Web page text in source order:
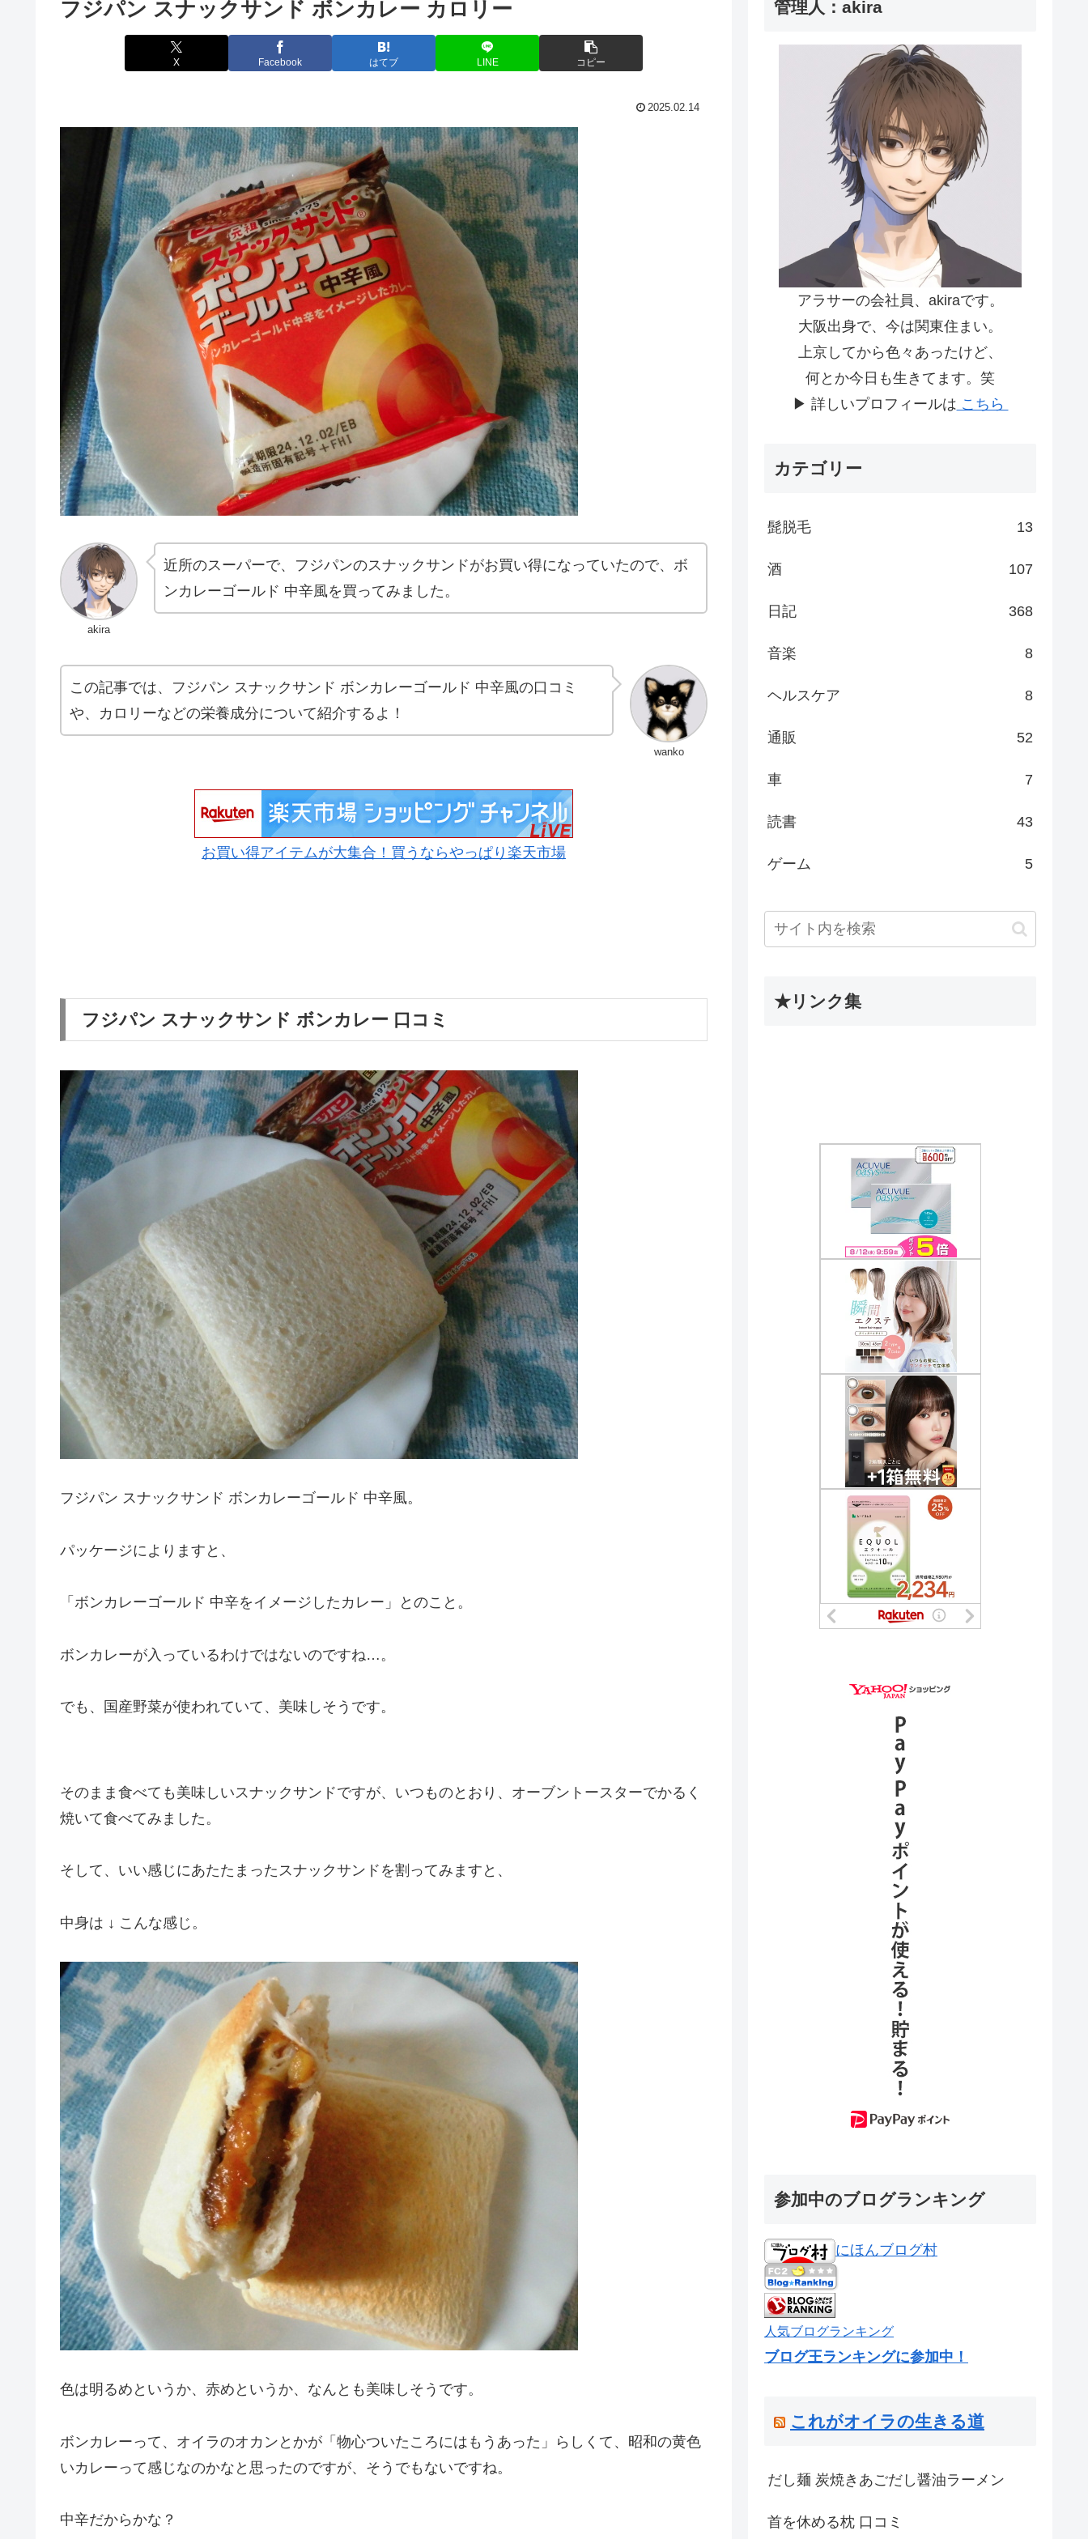
フジパン スナックサンド ボンカレー カロリー
X Facebook はてブ LINE コピー
2025.02.14
akira
近所のスーパーで、フジパンのスナックサンドがお買い得になっていたので、ボ
ンカレーゴールド 中辛風を買ってみました。
wanko
この記事では、フジパン スナックサンド ボンカレーゴールド 中辛風の口コミ
や、カロリーなどの栄養成分について紹介するよ！
お買い得アイテムが大集合！買うならやっぱり楽天市場
フジパン スナックサンド ボンカレー 口コミ
フジパン スナックサンド ボンカレーゴールド 中辛風。
パッケージによりますと、
「ボンカレーゴールド 中辛をイメージしたカレー」とのこと。
ボンカレーが入っているわけではないのですね…。
でも、国産野菜が使われていて、美味しそうです。
そのまま食べても美味しいスナックサンドですが、いつものとおり、オーブントースターでかるく
焼いて食べてみました。
そして、いい感じにあたたまったスナックサンドを割ってみますと、
中身は ↓ こんな感じ。
色は明るめというか、赤めというか、なんとも美味しそうです。
ボンカレーって、オイラのオカンとかが「物心ついたころにはもうあった」らしくて、昭和の黄色
いカレーって感じなのかなと思ったのですが、そうでもないですね。
中辛だからかな？
管理人：akira
アラサーの会社員、akiraです。
大阪出身で、今は関東住まい。
上京してから色々あったけど、
何とか今日も生きてます。笑
▶ 詳しいプロフィールは こちら
カテゴリー
髭脱毛 13
酒 107
日記 368
音楽 8
ヘルスケア 8
通販 52
車 7
読書 43
ゲーム 5
★リンク集
参加中のブログランキング
にほんブログ村
人気ブログランキング
ブログ王ランキングに参加中！
これがオイラの生きる道
だし麺 炭焼きあごだし醤油ラーメン
首を休める枕 口コミ